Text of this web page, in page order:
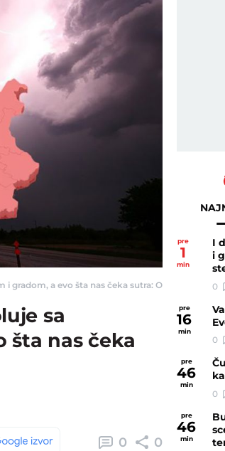
a evo šta nas čeka sutra: Oglasio se
sa
šta nas čeka
0 0
pre
1
min
I
i
0
pre
16
min
0
pre
46
min
0
pre
46
min